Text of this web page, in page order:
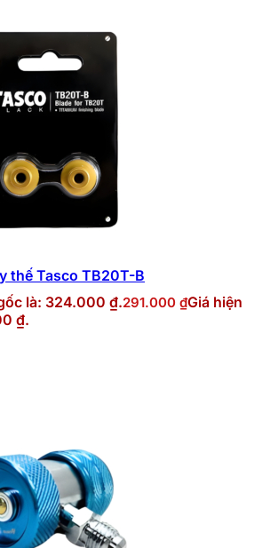
thế Tasco TB20T-B
là: 324.000 ₫.291.000 ₫Giá hiện
₫.